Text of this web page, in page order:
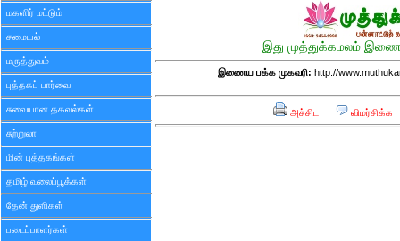
மகளிர் மட்டும்
சமையல்
மருத்துவம்
புத்தகப் பார்வை
சுவையான தகவல்கள்
சுற்றுலா
மின் புத்தகங்கள்
தமிழ் வலைப்பூக்கள்
தேன் துளிகள்
படைப்பாளர்கள்
இது முத்துக்கமலம்
இணைய பக்க முகவரி: http://
அச்சிட விமர்சிக்க